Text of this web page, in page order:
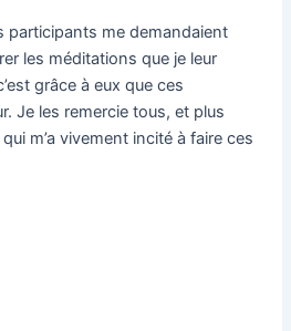
participants me demandaient
les méditations que je leur
grâce à eux que ces
Je les remercie tous, et plus
m’a vivement incité à faire ces